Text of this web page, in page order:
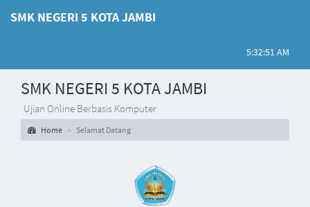
SMK NEGERI 5 KOTA JAMBI
5:32:51 AM
SMK NEGERI 5 KOTA JAMBI
Ujian Online Berbasis Komputer
Home Selamat Datang